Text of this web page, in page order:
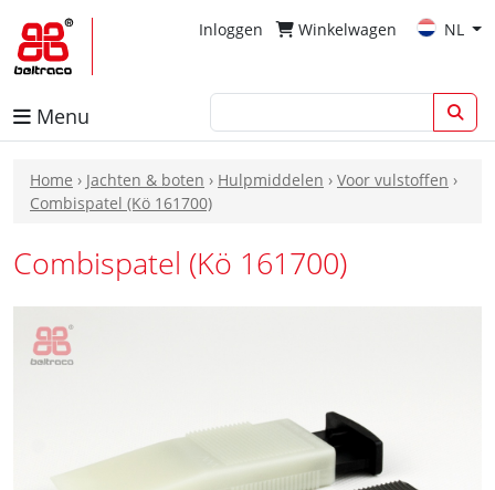
Inloggen Winkelwagen NL
Menu
Home › Jachten & boten › Hulpmiddelen › Voor vulstoffen ›
Combispatel (Kö 161700)
Combispatel (Kö 161700)